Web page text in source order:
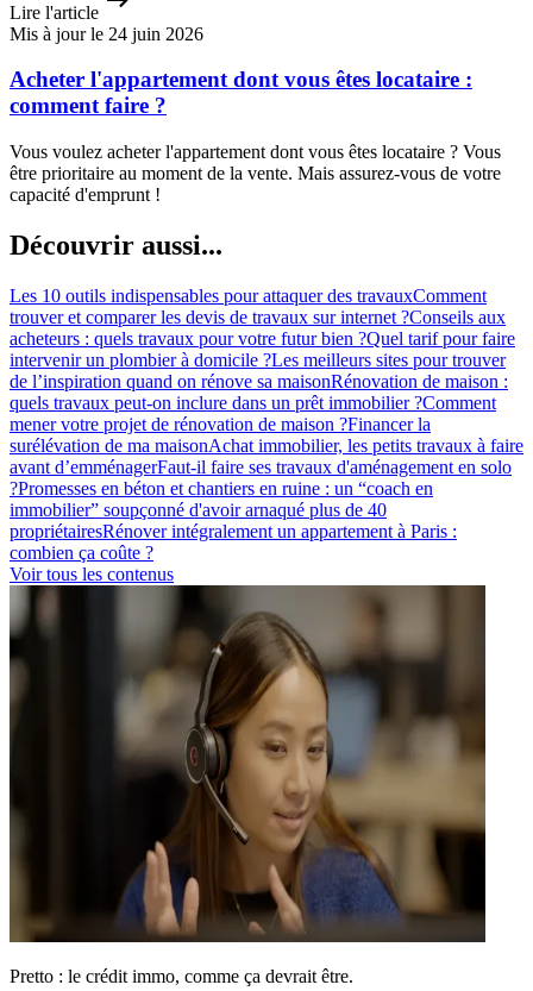
Lire l'article
Mis à jour le 24 juin 2026
Acheter l'appartement dont vous êtes locataire :
comment faire ?
Vous voulez acheter l'appartement dont vous êtes locataire ? Vous
être prioritaire au moment de la vente. Mais assurez-vous de votre
capacité d'emprunt !
Découvrir aussi...
Les 10 outils indispensables pour attaquer des travauxComment
trouver et comparer les devis de travaux sur internet ?Conseils aux
acheteurs : quels travaux pour votre futur bien ?Quel tarif pour faire
intervenir un plombier à domicile ?Les meilleurs sites pour trouver
de l’inspiration quand on rénove sa maisonRénovation de maison :
quels travaux peut-on inclure dans un prêt immobilier ?Comment
mener votre projet de rénovation de maison ?Financer la
surélévation de ma maisonAchat immobilier, les petits travaux à faire
avant d’emménagerFaut-il faire ses travaux d'aménagement en solo
?Promesses en béton et chantiers en ruine : un “coach en
immobilier” soupçonné d'avoir arnaqué plus de 40
propriétairesRénover intégralement un appartement à Paris :
combien ça coûte ?
Voir tous les contenus
Pretto : le crédit immo, comme ça devrait être.